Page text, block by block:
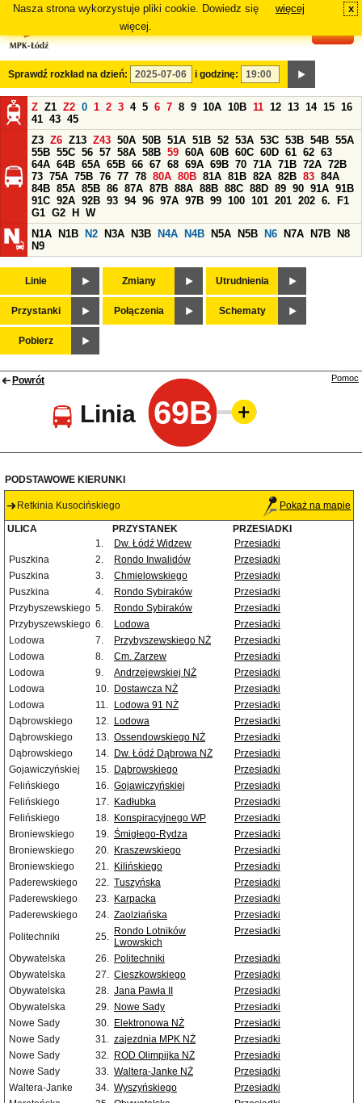
Nasza strona wykorzystuje pliki cookie. Dowiedz się
więcej.
więcej x
Sprawdź rozkład na dzień: i godzinę:
Z Z1 Z2 0 1 2 3 4 5 6 7 8 9 10A 10B 11 12 13 14 15 16
41 43 45
Z3 Z6 Z13 Z43 50A 50B 51A 51B 52 53A 53C 53B 54B 55A
55B 55C 56 57 58A 58B 59 60A 60B 60C 60D 61 62 63
64A 64B 65A 65B 66 67 68 69A 69B 70 71A 71B 72A 72B
73 75A 75B 76 77 78 80A 80B 81A 81B 82A 82B 83 84A
84B 85A 85B 86 87A 87B 88A 88B 88C 88D 89 90 91A 91B
91C 92A 92B 93 94 96 97A 97B 99 100 101 201 202 6.
F1
G1 G2 H
W
N1A
N1B N2 N3A N3B N4A N4B N5A N5B N6 N7A N7B
N8
N9
Linie Zmiany Utrudnienia
Przystanki Połączenia Schematy
Pobierz
Powrót
Linia 69B
Pomoc
PODSTAWOWE KIERUNKI
Retkinia Kusocińskiego Pokaż na mapie
ULICA PRZYSTANEK
PRZESIADKI
1.
Dw. Łódź Widzew
Przesiadki
Puszkina
2. Rondo Inwalidów
Przesiadki
Puszkina
3. Chmielowskiego
Przesiadki
Puszkina
4. Rondo Sybiraków
Przesiadki
Przybyszewskiego 5. Rondo Sybiraków
Przesiadki
Przybyszewskiego 6. Lodowa
Przesiadki
Lodowa
7. Przybyszewskiego NŻ
Przesiadki
Lodowa
8. Cm. Zarzew
Przesiadki
Lodowa
9. Andrzejewskiej NŻ
Przesiadki
Lodowa
10. Dostawcza NŻ
Przesiadki
Lodowa
11. Lodowa 91 NŻ
Przesiadki
Dąbrowskiego
12. Lodowa
Przesiadki
Dąbrowskiego
13. Ossendowskiego NŻ
Przesiadki
Dąbrowskiego
14. Dw. Łódź Dąbrowa NŻ
Przesiadki
Gojawiczyńskiej
15. Dąbrowskiego
Przesiadki
Felińskiego
16. Gojawiczyńskiej
Przesiadki
Felińskiego
17. Kadłubka
Przesiadki
Felińskiego
18. Konspiracyjnego WP
Przesiadki
Broniewskiego
19. Śmigłego-Rydza
Przesiadki
Broniewskiego
20. Kraszewskiego
Przesiadki
Broniewskiego
21. Kilińskiego
Przesiadki
Paderewskiego
22. Tuszyńska
Przesiadki
Paderewskiego
23. Karpacka
Przesiadki
Paderewskiego
24. Zaolziańska
Przesiadki
Politechniki
25. Rondo Lotników
Lwowskich
Przesiadki
Obywatelska 26. Politechniki
Przesiadki
Obywatelska
27. Cieszkowskiego
Przesiadki
Obywatelska
28. Jana Pawła II
Przesiadki
Obywatelska
29. Nowe Sady
Przesiadki
Nowe Sady
30. Elektronowa NŻ
Przesiadki
Nowe Sady
31. zajezdnia MPK NŻ
Przesiadki
Nowe Sady
32. ROD Olimpijka NŻ
Przesiadki
Nowe Sady
33. Waltera-Janke NŻ
Przesiadki
Waltera-Janke
34. Wyszyńskiego
Przesiadki